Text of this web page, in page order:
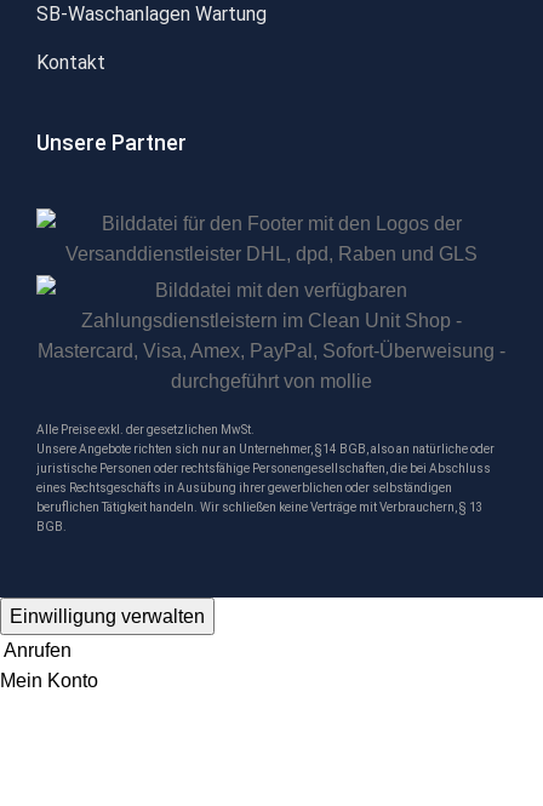
SB-Waschanlagen Wartung
Kontakt
Unsere Partner
Alle Preise exkl. der gesetzlichen MwSt.
Unsere Angebote richten sich nur an Unternehmer, §14 BGB, also an natürliche oder
juristische Personen oder rechtsfähige Personengesellschaften, die bei Abschluss
eines Rechtsgeschäfts in Ausübung ihrer gewerblichen oder selbständigen
beruflichen Tätigkeit handeln. Wir schließen keine Verträge mit Verbrauchern, § 13
BGB.
Einwilligung verwalten
Anrufen
Mein Konto